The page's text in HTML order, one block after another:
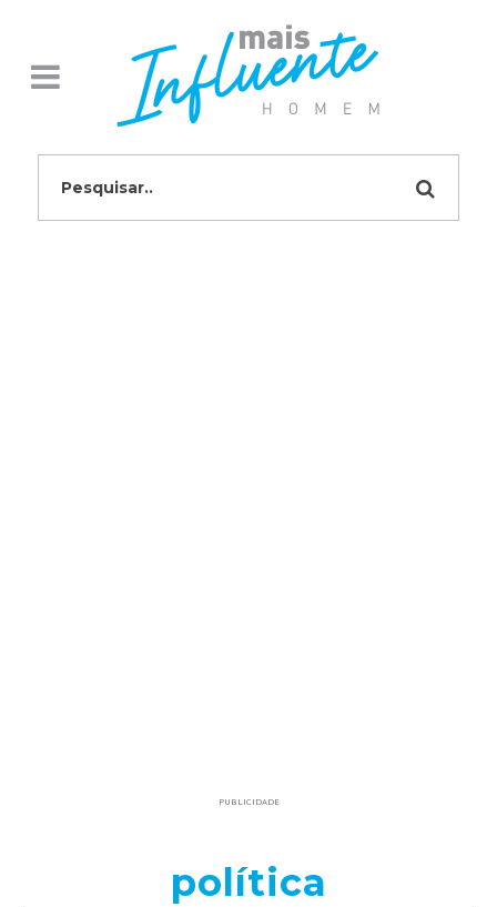
PUBLICIDADE
política